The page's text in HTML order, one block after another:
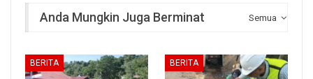
Semua
Anda Mungkin Juga Berminat
BERITA BERITA